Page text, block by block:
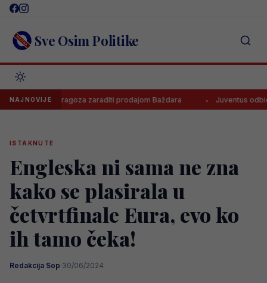
Skip
content Sve Osim Politike
NAJNOVIJE
će Zaragoza zaraditi prodajom Baždara Juventus odbio
ISTAKNUTE
Engleska ni sama ne zna
kako se plasirala u
četvrtfinale Eura, evo ko
ih tamo čeka!
Redakcija Sop·30/06/2024